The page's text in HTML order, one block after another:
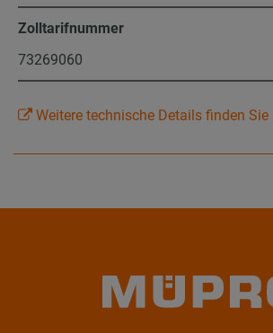
Zolltarifnummer
73269060
Weitere technische Details finden